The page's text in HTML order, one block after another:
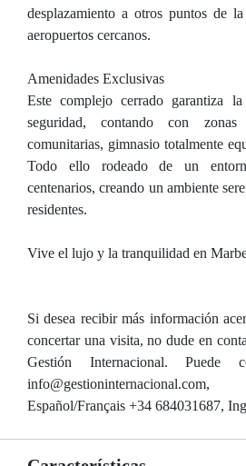
desplazamiento a otros puntos de
aeropuertos cercanos.
Amenidades Exclusivas
Este complejo cerrado garantiza
seguridad, contando con zonas
comunitarias, gimnasio totalmente
Todo ello rodeado de un
centenarios, creando un ambiente
residentes.
Vive el lujo y la tranquilidad en
Si desea recibir más información
concertar una visita, no dude en
Gestión Internacional. Puede
Español/Français +34 684031687,